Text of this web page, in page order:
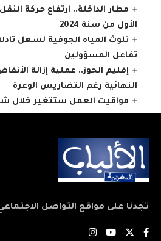
مطار الداخلة.. ارتفاع حركة
الأول من سنة 2024
تلوث المياه الجوفية لسهل
تفاعل المسؤولين
إقليم الحوز.. عملية إزالة
النهائية رغم التضاريس الوعرة
مواقيت العمل ستتغير خلال
تجدنا على مواقع التواصل